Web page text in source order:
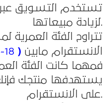
تستخدم التسويق
لزيادة مبيعاتها.
تتراوح الفئة العمرية
الانستقرام مابين (
فمهما كانت الفئة
يستهدفها منتجك
على الانستقرام.